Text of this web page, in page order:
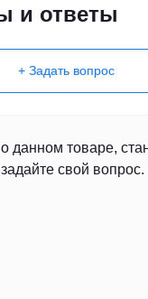
и ответы
+ Задать вопрос
данном товаре,
свой вопрос.